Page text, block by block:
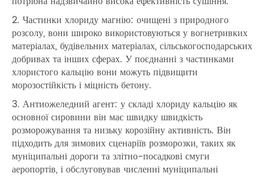
2. Частинки хлориду магнію: очищені з природного
розсолу, вони широко використовуються у вогнетривких
матеріалах, будівельних матеріалах, сільськогосподарських
добривах та інших сферах. У поєднанні з частинками
хлористого кальцію вони можуть підвищити
морозостійкість і міцність бетону.
3. Антиожеледний агент: у складі хлориду кальцію як
основної сировини він має швидку швидкість
розморожування та низьку корозійну активність. Він
підходить для зимових сценаріїв розморозки, таких як
муніципальні дороги та злітно-посадкові смуги
аеропортів, і обслуговував численні муніципальні